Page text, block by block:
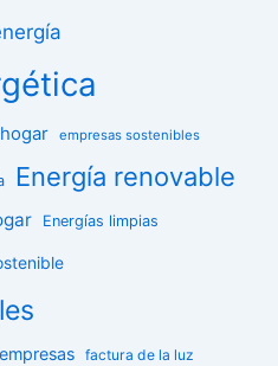
empresas sostenibles
Energía renovable
Energías limpias
factura de la luz